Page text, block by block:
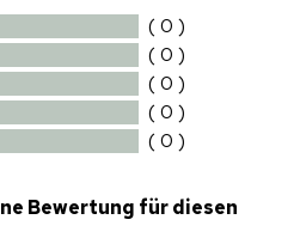
( 0 )
( 0 )
( 0 )
( 0 )
( 0 )
Bewertung für diesen